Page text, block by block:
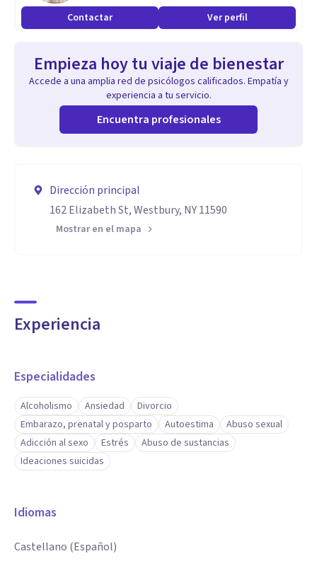
Contactar Ver perfil
Empieza hoy tu viaje de bienestar
Accede a una amplia red de psicólogos calificados. Empatía y
experiencia a tu servicio.
Encuentra profesionales
Dirección principal
162 Elizabeth St, Westbury, NY 11590
Mostrar en el mapa
Experiencia
Especialidades
Alcoholismo Ansiedad
Divorcio
Embarazo, prenatal y posparto
Autoestima
Abuso sexual
Adicción al sexo
Estrés
Abuso de sustancias
Ideaciones suicidas
Idiomas
Castellano (Español)